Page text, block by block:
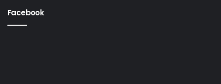
Facebook